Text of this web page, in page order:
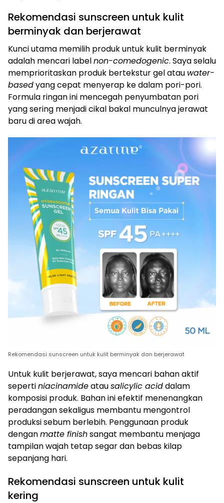
Rekomendasi sunscreen untuk kulit
berminyak dan berjerawat
Kunci utama memilih produk untuk kulit berminyak
adalah mencari labelnon-comedogenic. Saya selalu
memprioritaskan produk bertekstur gel atau water-
basedyang cepat menyerap ke dalam pori-pori.
Formula ringan ini mencegah penyumbatan pori
yang sering menjadi cikal bakal munculnya jerawat
baru di area wajah.
Rekomendasi sunscreen untuk kulit berminyak dan berjerawat
Untuk kulit berjerawat, saya mencari bahan aktif
sepertiniacinamideatausalicylic aciddalam
komposisi produk. Bahan ini efektif menenangkan
peradangan sekaligus membantu mengontrol
produksi sebum berlebih. Penggunaan produk
denganmatte finishsangat membantu menjaga
tampilan wajah tetap segar dan bebas kilap
sepanjang hari.
Rekomendasi sunscreen untuk kulit
kering